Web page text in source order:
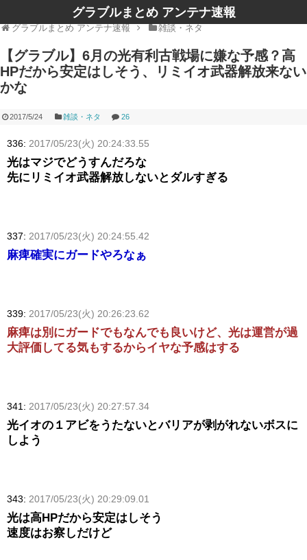
グラブルまとめ アンテナ速報
グラブルまとめ アンテナ速報 雑談・ネタ
【グラブル】6月の光有利古戦場に嫌な予感？高
HPだから安定はしそう、リミイオ武器解放来ない
かな
2017/5/24 雑談・ネタ 26
336: 2017/05/23(火) 20:24:33.55
光はマジでどうすんだろな
先にリミイオ武器解放しないとダルすぎる
337: 2017/05/23(火) 20:24:55.42
麻痺確実にガードやろなぁ
339: 2017/05/23(火) 20:26:23.62
麻痺は別にガードでもなんでも良いけど、光は運営が過
大評価してる気もするからイヤな予感はする
341: 2017/05/23(火) 20:27:57.34
光イオの１アビをうたないとバリアが剥がれないボスに
しよう
343: 2017/05/23(火) 20:29:09.01
光は高HPだから安定はしそう
速度はお察しだけど